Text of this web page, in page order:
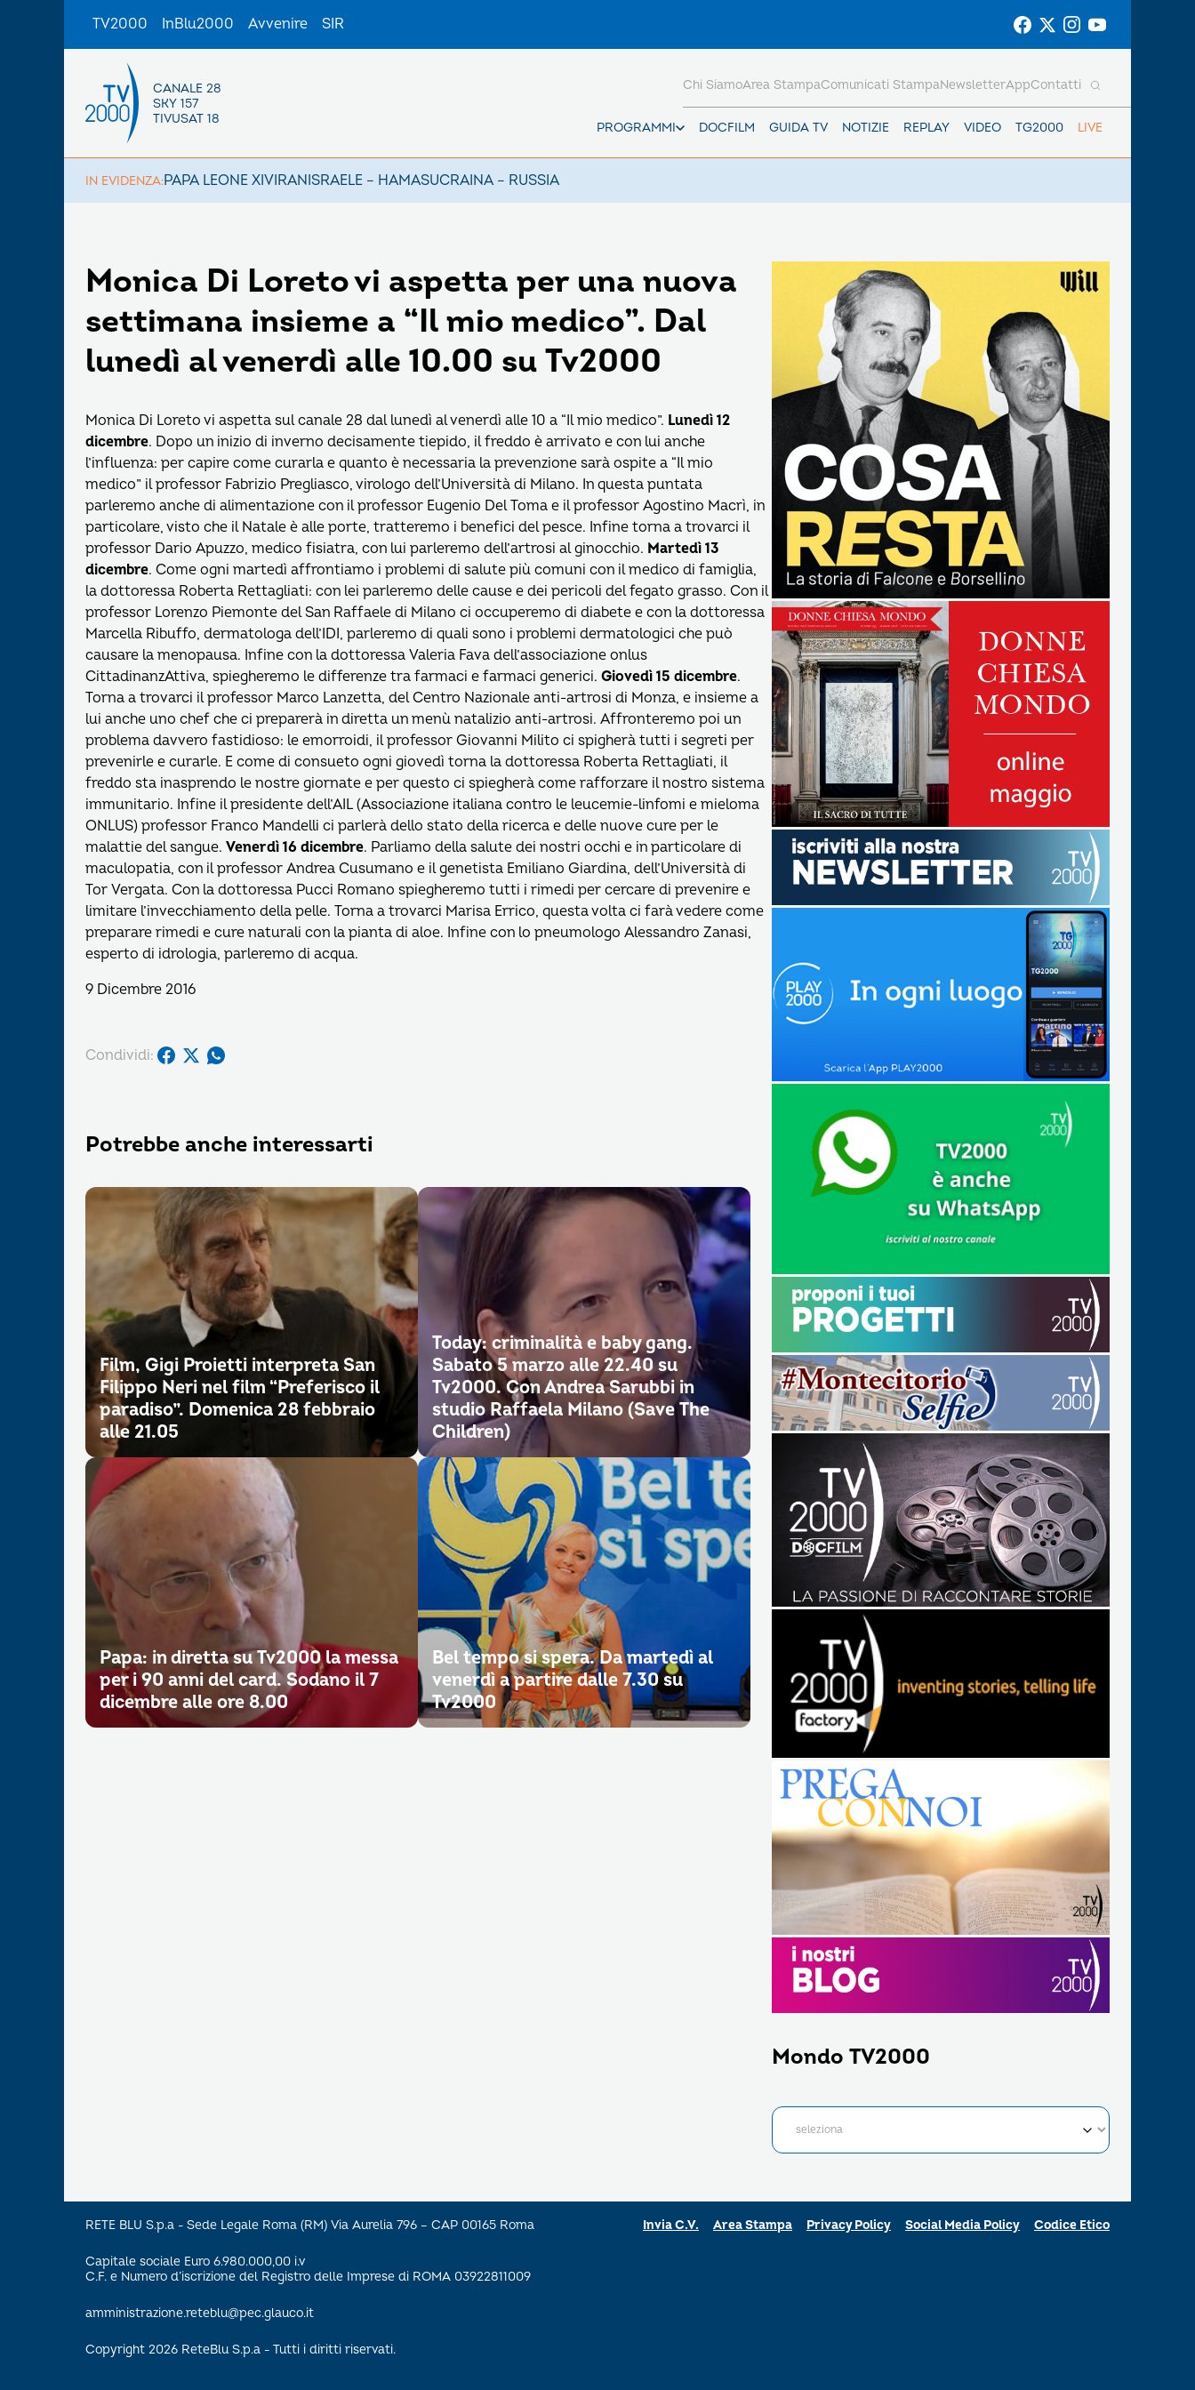
TV2000 InBlu2000 Avvenire SIR
CANALE 28
SKY 157
TIVUSAT 18
PROGRAMMI DOCFILM GUIDA TV NOTIZIE REPLAY VIDEO TG2000 LIVE
Chi SiamoArea StampaComunicati StampaNewsletterAppContatti
IN EVIDENZA:PAPA LEONE XIVIRANISRAELE – HAMASUCRAINA – RUSSIA
Monica Di Loreto vi aspetta per una nuova
settimana insieme a “Il mio medico”. Dal
lunedì al venerdì alle 10.00 su Tv2000
Monica Di Loreto vi aspetta sul canale 28 dal lunedì al venerdì alle 10 a “Il mio medico”. Lunedì 12
dicembre. Dopo un inizio di inverno decisamente tiepido, il freddo è arrivato e con lui anche
l’influenza: per capire come curarla e quanto è necessaria la prevenzione sarà ospite a “Il mio
medico” il professor Fabrizio Pregliasco, virologo dell’Università di Milano. In questa puntata
parleremo anche di alimentazione con il professor Eugenio Del Toma e il professor Agostino Macrì, in
particolare, visto che il Natale è alle porte, tratteremo i benefici del pesce. Infine torna a trovarci il
professor Dario Apuzzo, medico fisiatra, con lui parleremo dell’artrosi al ginocchio. Martedì 13
dicembre. Come ogni martedì affrontiamo i problemi di salute più comuni con il medico di famiglia,
la dottoressa Roberta Rettagliati: con lei parleremo delle cause e dei pericoli del fegato grasso. Con il
professor Lorenzo Piemonte del San Raffaele di Milano ci occuperemo di diabete e con la dottoressa
Marcella Ribuffo, dermatologa dell’IDI, parleremo di quali sono i problemi dermatologici che può
causare la menopausa. Infine con la dottoressa Valeria Fava dell’associazione onlus
CittadinanzAttiva, spiegheremo le differenze tra farmaci e farmaci generici. Giovedì 15 dicembre.
Torna a trovarci il professor Marco Lanzetta, del Centro Nazionale anti-artrosi di Monza, e insieme a
lui anche uno chef che ci preparerà in diretta un menù natalizio anti-artrosi. Affronteremo poi un
problema davvero fastidioso: le emorroidi, il professor Giovanni Milito ci spigherà tutti i segreti per
prevenirle e curarle. E come di consueto ogni giovedì torna la dottoressa Roberta Rettagliati, il
freddo sta inasprendo le nostre giornate e per questo ci spiegherà come rafforzare il nostro sistema
immunitario. Infine il presidente dell’AIL (Associazione italiana contro le leucemie-linfomi e mieloma
ONLUS) professor Franco Mandelli ci parlerà dello stato della ricerca e delle nuove cure per le
malattie del sangue. Venerdì 16 dicembre. Parliamo della salute dei nostri occhi e in particolare di
maculopatia, con il professor Andrea Cusumano e il genetista Emiliano Giardina, dell’Università di
Tor Vergata. Con la dottoressa Pucci Romano spiegheremo tutti i rimedi per cercare di prevenire e
limitare l’invecchiamento della pelle. Torna a trovarci Marisa Errico, questa volta ci farà vedere come
preparare rimedi e cure naturali con la pianta di aloe. Infine con lo pneumologo Alessandro Zanasi,
esperto di idrologia, parleremo di acqua.
9 Dicembre 2016
Condividi:
Potrebbe anche interessarti
Film, Gigi Proietti interpreta San
Filippo Neri nel film “Preferisco il
paradiso”. Domenica 28 febbraio
alle 21.05
Today: criminalità e baby gang.
Sabato 5 marzo alle 22.40 su
Tv2000. Con Andrea Sarubbi in
studio Raffaela Milano (Save The
Children)
Papa: in diretta su Tv2000 la messa
per i 90 anni del card. Sodano il 7
dicembre alle ore 8.00
Bel tempo si spera. Da martedì al
venerdì a partire dalle 7.30 su
Tv2000
Mondo TV2000
RETE BLU S.p.a - Sede Legale Roma (RM) Via Aurelia 796 – CAP 00165 Roma
Capitale sociale Euro 6.980.000,00 i.v
C.F. e Numero d’iscrizione del Registro delle Imprese di ROMA 03922811009
amministrazione.reteblu@pec.glauco.it
Copyright 2026 ReteBlu S.p.a - Tutti i diritti riservati.
Invia C.V. Area Stampa Privacy Policy Social Media Policy Codice Etico